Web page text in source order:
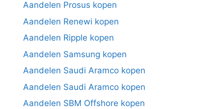
Aandelen Prosus kopen
Aandelen Renewi kopen
Aandelen Ripple kopen
Aandelen Samsung kopen
Aandelen Saudi Aramco kopen
Aandelen Saudi Aramco kopen
Aandelen SBM Offshore kopen